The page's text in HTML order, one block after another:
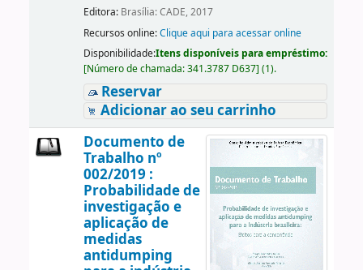
Editora: Brasília: CADE, 2017
Recursos online:Clique aqui para acessar online
Disponibilidade:Itens disponíveis para empréstimo:
[Número de chamada:341.3787 D637] (1).
Reservar
Adicionar ao seu carrinho
Documento de
Trabalho nº
002/2019 :
Probabilidade de
investigação e
aplicação de
medidas
antidumping